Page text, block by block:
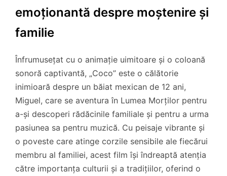
emoționantă despre moștenire și
familie
Înfrumusețat cu o animație uimitoare și o coloană
sonoră captivantă, „Coco” este o călătorie
inimioară despre un băiat mexican de 12 ani,
Miguel, care se aventura în Lumea Morților pentru
a-și descoperi rădăcinile familiale și pentru a urma
pasiunea sa pentru muzică. Cu peisaje vibrante și
o poveste care atinge corzile sensibile ale fiecărui
membru al familiei, acest film își îndreaptă atenția
către importanța culturii și a tradițiilor, oferind o